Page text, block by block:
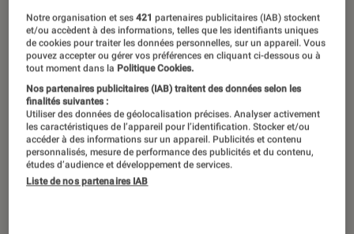
SÉLECTION
Photo et vidéo • 14 fév. 2023
Notre organisation et ses421 partenaires publicitaires (IAB) stockent
et/ou accèdent à des informations, telles que les identifiants uniques
de cookies pour traiter les données personnelles, sur un appareil. Vous
pouvez accepter ou gérer vos préférences en cliquant ci-dessous ou à
tout moment dans la Politique Cookies.
Nos partenaires publicitaires (IAB) traitent des données selon les
finalités suivantes :
Utiliser des données de géolocalisation précises. Analyser activement
les caractéristiques de l’appareil pour l’identification. Stocker et/ou
accéder à des informations sur un appareil. Publicités et contenu
personnalisés, mesure de performance des publicités et du contenu,
études d’audience et développement de services.
Liste de nos partenaires IAB